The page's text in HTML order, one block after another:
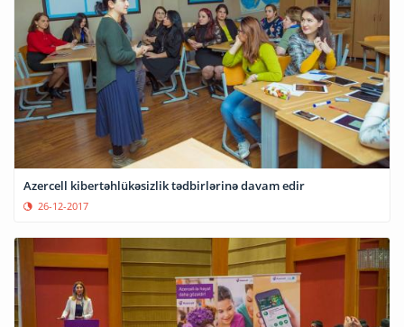
Azercell kibertəhlükəsizlik tədbirlərinə davam edir
26-12-2017